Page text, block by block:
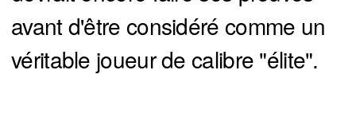
avant d'être considéré comme un
véritable joueur de calibre "élite".